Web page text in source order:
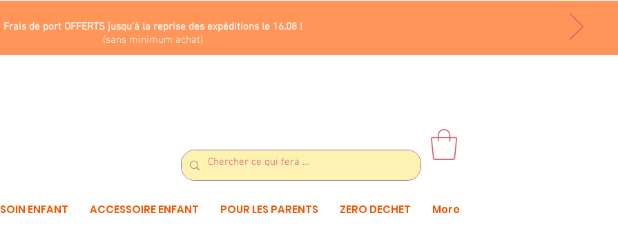
Frais de port OFFERTS jusqu'à la reprise des expéditions le 16.08 !
(sans minimum achat)
SOIN ENFANT ACCESSOIRE ENFANT POUR LES PARENTS ZERO DECHET More